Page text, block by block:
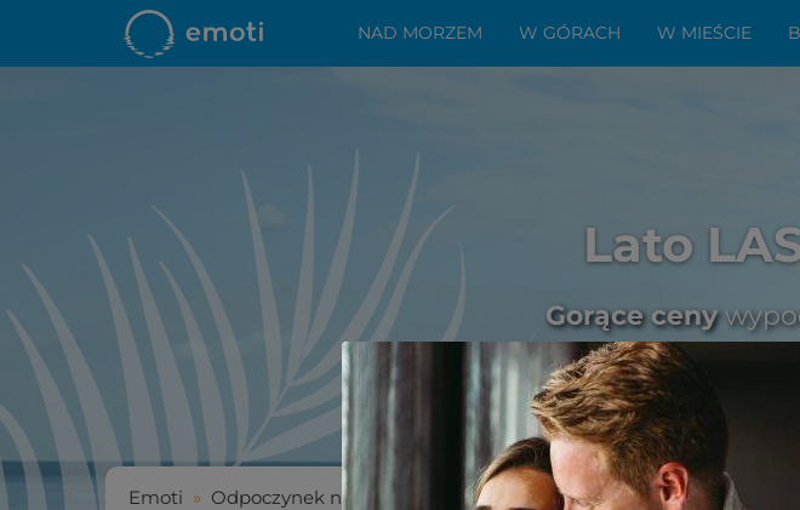
NAD MORZEM W GÓRACH W MIEŚCIE
Lato
Gorące ceny
Emoti » Odpoczynek nad morzem Urlop w Grzybowie - atrakcje,